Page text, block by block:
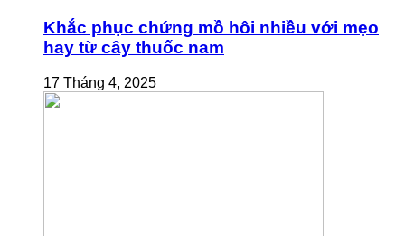
Khắc phục chứng mồ hôi nhiều với mẹo
hay từ cây thuốc nam
17 Tháng 4, 2025